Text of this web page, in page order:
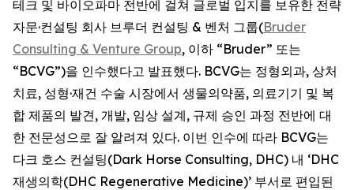
테크 및 바이오파마 전반에 걸쳐 글로벌 입지를 보유한 전략
자문·컨설팅 회사 브루더 컨설팅 & 벤처 그룹(Bruder
Consulting & Venture Group, 이하 “Bruder” 또는
“BCVG”)을 인수했다고 발표했다. BCVG는 정형외과, 상처
치료, 성형·재건 수술 시장에서 생물의약품, 의료기기 및 복
합 제품의 발견, 개발, 임상 설계, 규제 승인 과정 전반에 대
한 전문성으로 잘 알려져 있다. 이번 인수에 따라 BCVG는
다크 호스 컨설팅(Dark Horse Consulting, DHC) 내 ‘DHC
재생의학(DHC Regenerative Medicine)’ 부서로 편입된